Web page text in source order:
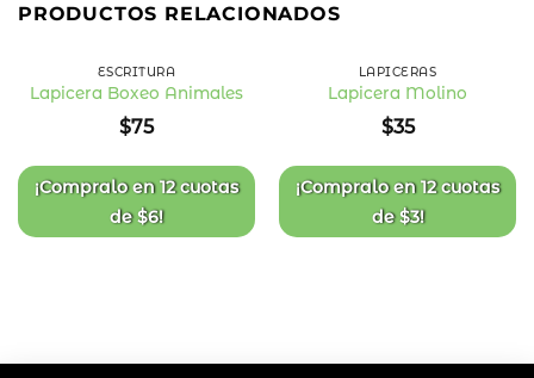
PRODUCTOS RELACIONADOS
de
deseos
ESCRITURA
Lapicera Boxeo Animales
$75
¡Compralo en12 cuotas
de$6!
de
deseos
LAPICERAS
Lapicera Molino
$35
¡Compralo en12 cuotas
de$3!